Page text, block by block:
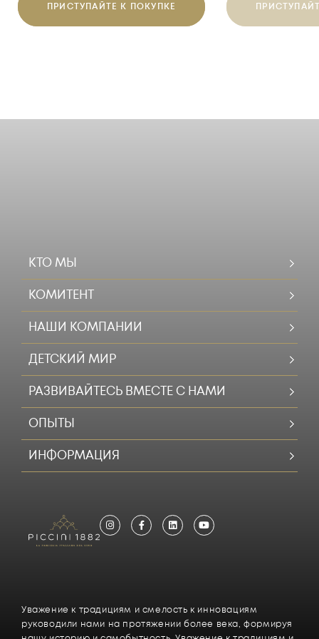
ПРИСТУПАЙТЕ К ПОКУПКЕ
КТО МЫ
КОМИТЕНТ
НАШИ КОМПАНИИ
ДЕТСКИЙ МИР
РАЗВИВАЙТЕСЬ ВМЕСТЕ С НАМИ
ОПЫТЫ
ИНФОРМАЦИЯ
Уважение к традициям и смелость к инновациям
руководили нами на протяжении более века, формируя